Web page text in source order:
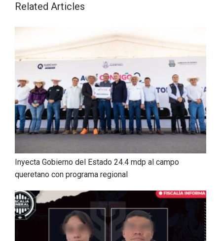
Related Articles
Inyecta Gobierno del Estado 24.4 mdp al campo
queretano con programa regional